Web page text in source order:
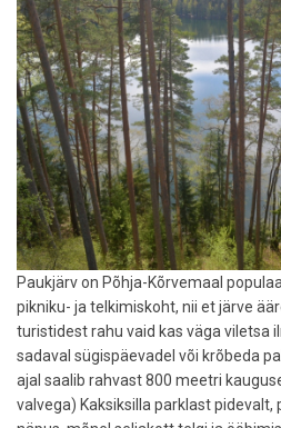
Paukjärv on Põhja-Kõrvemaal
pikniku- ja telkimiskoht, nii et järve
turistidest rahu vaid kas väga viletsa
sadaval sügispäevadel või krõbeda
ajal saalib rahvast 800 meetri
valvega) Kaksiksilla parklast pidevalt,